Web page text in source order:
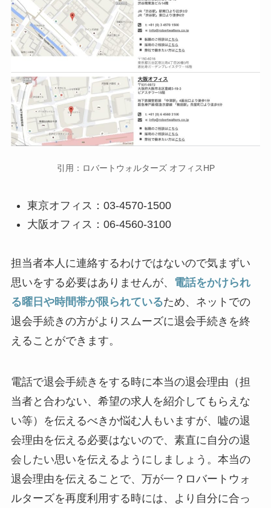
引用：ロバートウォルターズ オフィスHP
東京オフィス：03-4570-1500
大阪オフィス：06-4560-3100
担当者本人に連絡するわけではないので気まずい
思いをする必要はありませんが、 電話をかけられ
る曜日や時間帯が限られているため、ネットでの
退会手続きの方がよりスムーズに退会手続きを終
えることができます。
電話で退会手続きをする時に本当の退会理由（担
当者と合わない、希望の求人を紹介してもらえな
い等）を伝えるべきか悩む人もいますが、嘘の退
会理由を伝える必要はないので、素直に自分の退
会したい思いを伝えるようにしましょう。本当の
退会理由を伝えることで、万が一？ロバートウォ
ルターズを再度利用する時には、より自分に合っ